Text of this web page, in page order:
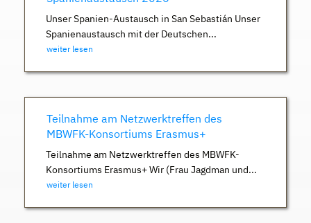
Unser Spanien-Austausch in San Sebastián Unser
Spanienaustausch mit der Deutschen...
weiter lesen
Teilnahme am Netzwerktreffen des
MBWFK-Konsortiums Erasmus+
Teilnahme am Netzwerktreffen des MBWFK-
Konsortiums Erasmus+ Wir (Frau Jagdman und...
weiter lesen